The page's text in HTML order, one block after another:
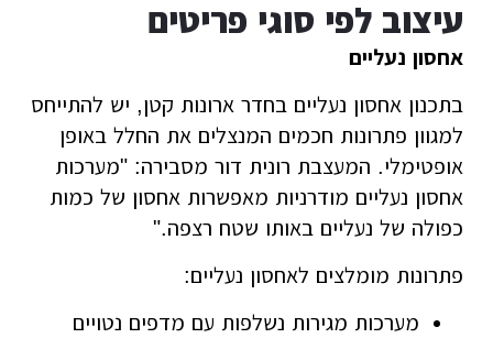
עיצוב לפי סוגי פריטים
אחסון נעליים
בתכנון אחסון נעליים בחדר ארונות קטן, יש להתייחס
למגוון פתרונות חכמים המנצלים את החלל באופן
אופטימלי. המעצבת רונית דור מסבירה: "מערכות
אחסון נעליים מודרניות מאפשרות אחסון של כמות
כפולה של נעליים באותו שטח רצפה."
פתרונות מומלצים לאחסון נעליים:
מערכות מגירות נשלפות עם מדפים נטויים